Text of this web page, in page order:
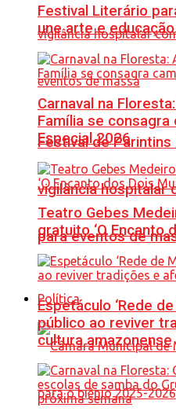
Festival de
vigilância hospitalar
para eventos de
Política
Festival Literário
une arte e
Carnaval na
Família se consagra
Especial 2026
Teatro Gebes
gratuito ‘O Encanto
Espetáculo ‘Rede
público ao reviver
cultura amazonense